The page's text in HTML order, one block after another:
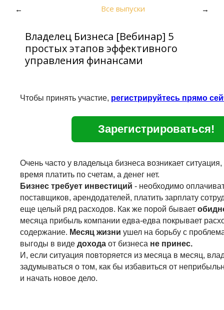
← Все выпуски →
Владелец Бизнеса [Вебинар] 5
простых этапов эффективного
управления финансами
Чтобы принять участие, регистрируйтесь прямо
Зарегистрироваться!
Очень часто у владельца бизнеса возникает ситуация,
время платить по счетам, а денег нет.
Бизнес требует инвестиций - необходимо
поставщиков, арендодателей, платить зарплату
еще целый ряд расходов. Как же порой бывает
месяца прибыль компании едва-едва покрывает
содержание. Месяц жизни ушел на борьбу с
выгоды в виде дохода от бизнеса не принес.
И, если ситуация повторяется из месяца в месяц,
задумываться о том, как бы избавиться от
и начать новое дело.